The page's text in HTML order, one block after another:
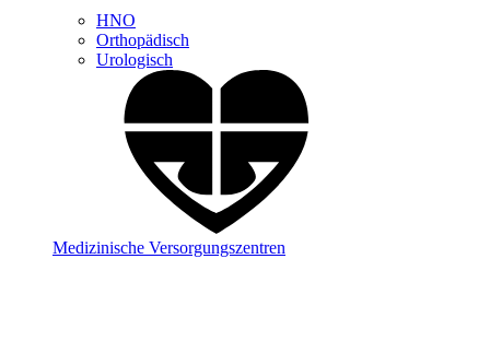
HNO
Orthopädisch
Urologisch
Medizinische Versorgungszentren